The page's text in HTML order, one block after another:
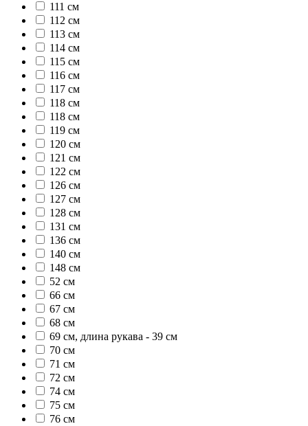
111 см
112 см
113 см
114 см
115 см
116 см
117 см
118 cм
118 см
119 см
120 см
121 см
122 см
126 см
127 см
128 см
131 см
136 см
140 см
148 см
52 см
66 см
67 см
68 см
69 см, длина рукава - 39 см
70 см
71 см
72 см
74 см
75 см
76 см